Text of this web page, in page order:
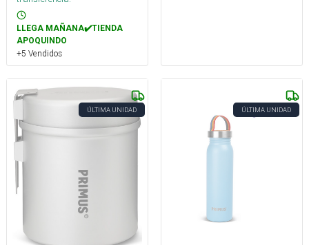
LLEGA MAÑANA✔️TIENDA
APOQUINDO
+5 Vendidos
ÚLTIMA UNIDAD ÚLTIMA UNIDAD